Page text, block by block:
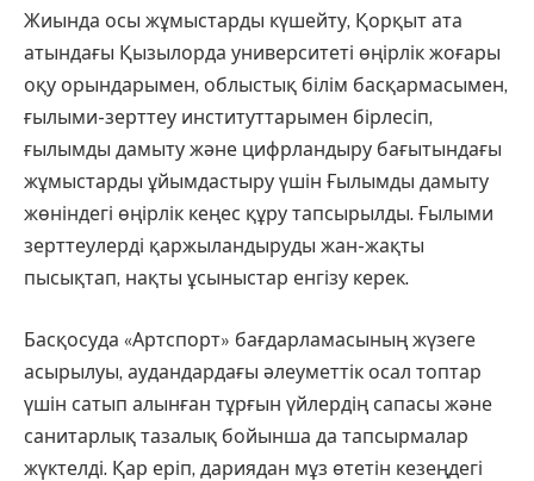
Жиында осы жұмыстарды күшейту, Қорқыт ата
атындағы Қызылорда университеті өңірлік жоғары
оқу орындарымен, облыстық білім басқармасымен,
ғылыми-зерттеу институттарымен бірлесіп,
ғылымды дамыту және цифрландыру бағытындағы
жұмыстарды ұйымдастыру үшін Ғылымды дамыту
жөніндегі өңірлік кеңес құру тапсырылды. Ғылыми
зерттеулерді қаржыландыруды жан-жақты
пысықтап, нақты ұсыныстар енгізу керек.
Басқосуда «Артспорт» бағдарламасының жүзеге
асырылуы, аудандардағы әлеуметтік осал топтар
үшін сатып алынған тұрғын үйлердің сапасы және
санитарлық тазалық бойынша да тапсырмалар
жүктелді. Қар еріп, дариядан мұз өтетін кезеңдегі